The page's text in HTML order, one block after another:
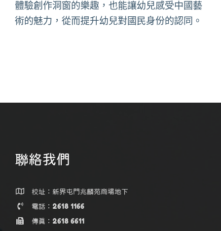
體驗創作洞窗的樂趣，也能讓幼兒感受中國藝
術的魅力，從而提升幼兒對國民身份的認同。
聯絡我們
校址：新界屯門兆麟苑商場地下
電話：2618 1166
傳真：2618 6611